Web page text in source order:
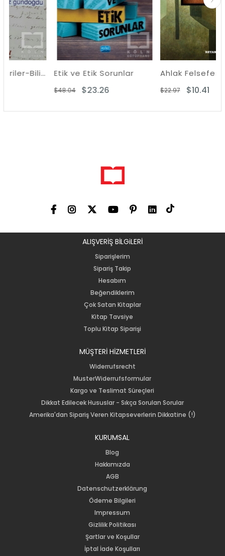
Estetik Kategoriler-Bilimsel Maddeci Diyalektik Estetiğe Giriş Etik ve Etik Sorunlar
$23.26
Ahlak Felsefesi
$10.41
ALIŞVERİŞ BİLGiLERİ
Siparişlerim
Sipariş Takip
Hesabım
Beğendiklerim
Çok Satan Kitaplar
Kitap Tavsiye
Toplu Kitap Siparişi
MÜŞTERİ HİZMETLERİ
Widerrufsrecht
MusterWiderrufsformular
Kargo ve Teslimat Süreçleri
Dikkat Edilecek Hususlar - Sıkça Sorulan Sorular
Amerika'dan Sipariş Veren Kitapseverlerin Dikkatine (!)
KURUMSAL
Blog
Hakkımızda
AGB
Datenschutzerklärung
Ödeme Bilgileri
Impressum
Gizlilik Politikası
Şartlar ve Koşullar
İptal İade Koşulları